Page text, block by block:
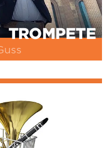
TROMPETE